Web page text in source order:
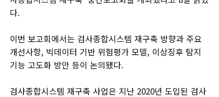
다.
이번 보고회에서는 검사종합시스템 재구축 방향과 주요
개선사항, 빅데이터 기반 위험평가 모델, 이상징후 탐지
기능 고도화 방안 등이 논의됐다.
검사종합시스템 재구축 사업은 지난 2020년 도입된 검사